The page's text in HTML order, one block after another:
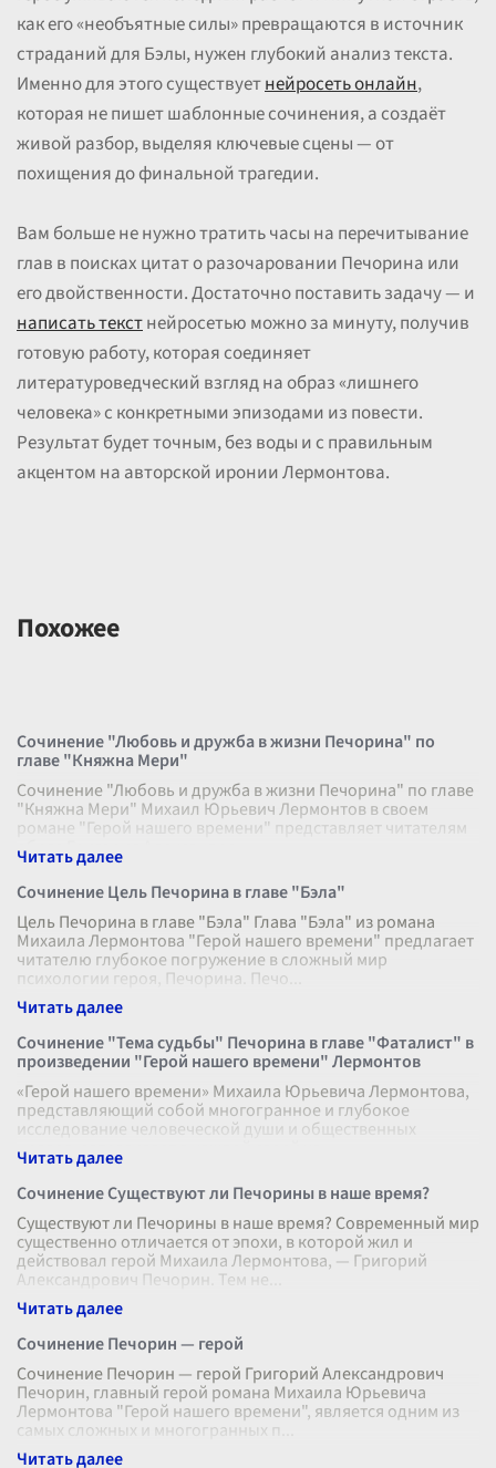
как его «необъятные силы» превращаются в источник
страданий для Бэлы, нужен глубокий анализ текста.
Именно для этого существуетнейросеть онлайн,
которая не пишет шаблонные сочинения, а создаёт
живой разбор, выделяя ключевые сцены — от
похищения до финальной трагедии.
Вам больше не нужно тратить часы на перечитывание
глав в поисках цитат о разочаровании Печорина или
его двойственности. Достаточно поставить задачу — и
написать текстнейросетью можно за минуту, получив
готовую работу, которая соединяет
литературоведческий взгляд на образ «лишнего
человека» с конкретными эпизодами из повести.
Результат будет точным, без воды и с правильным
акцентом на авторской иронии Лермонтова.
Похожее
Сочинение "Любовь и дружба в жизни Печорина" по
главе "Княжна Мери"
Сочинение "Любовь и дружба в жизни Печорина" по главе
"Княжна Мери" Михаил Юрьевич Лермонтов в своем
романе "Герой нашего времени" представляет читателям
образ Григория Александро
Сочинение Цель Печорина в главе "Бэла"
Цель Печорина в главе "Бэла" Глава "Бэла" из романа
Михаила Лермонтова "Герой нашего времени" предлагает
читателю глубокое погружение в сложный мир
психологии героя, Печорина. Печо
Сочинение "Тема судьбы" Печорина в главе "Фаталист" в
произведении "Герой нашего времени" Лермонтов
«Герой нашего времени» Михаила Юрьевича Лермонтова,
представляющий собой многогранное и глубокое
исследование человеческой души и общественных
нравов, затрагивает в каждой своей ча
Сочинение Существуют ли Печорины в наше время?
Существуют ли Печорины в наше время? Современный мир
существенно отличается от эпохи, в которой жил и
действовал герой Михаила Лермонтова, — Григорий
Александрович Печорин. Тем не
Сочинение Печорин — герой
Сочинение Печорин — герой Григорий Александрович
Печорин, главный герой романа Михаила Юрьевича
Лермонтова "Герой нашего времени", является одним из
самых сложных и многогранных п